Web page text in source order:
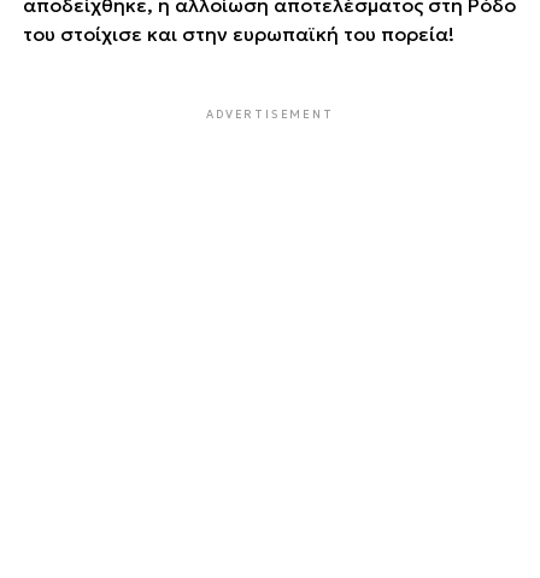
του στοίχισε και στην ευρωπαϊκή του πορεία!
ADVERTISEMENT